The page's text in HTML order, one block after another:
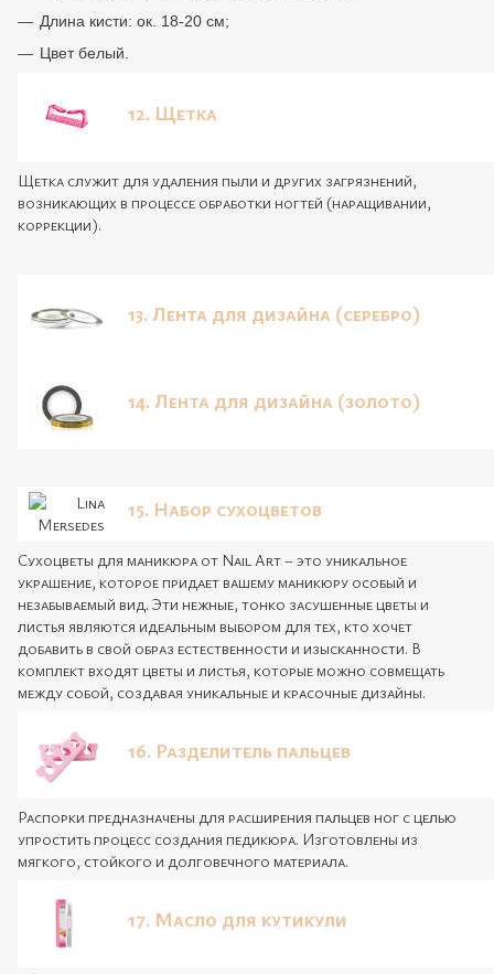
Длина кисти: ок. 18-20 см;
Цвет белый.
12. Щетка
Щетка служит для удаления пыли и других загрязнений,
возникающих в процессе обработки ногтей (наращивании,
коррекции).
13. Лента для дизайна (серебро)
14. Лента для дизайна (золото)
15. Набор сухоцветов
Сухоцветы для маникюра от Nail Art – это уникальное
украшение, которое придает вашему маникюру особый и
незабываемый вид. Эти нежные, тонко засушенные цветы и
листья являются идеальным выбором для тех, кто хочет
добавить в свой образ естественности и изысканности. В
комплект входят цветы и листья, которые можно совмещать
между собой, создавая уникальные и красочные дизайны.
16. Разделитель пальцев
Распорки предназначены для расширения пальцев ног с целью
упростить процесс создания педикюра. Изготовлены из
мягкого, стойкого и долговечного материала.
17. Масло для кутикули